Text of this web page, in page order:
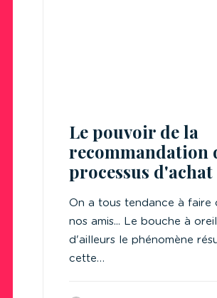
Le pouvoir de la
recommandation
processus d'achat
On a tous tendance à faire
nos amis... Le bouche à
d'ailleurs le phénomène
cette…